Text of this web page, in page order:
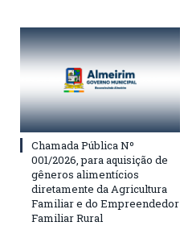
Chamada Pública Nº
001/2026, para aquisição de
gêneros alimentícios
diretamente da Agricultura
Familiar e do Empreendedor
Familiar Rural